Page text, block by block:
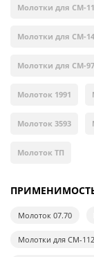
Молотки для СМ-
Молотки для СМ-
Молотки для СМ-97
Молоток 1991
Молоток 3593
Молоток ТП
Молоток 07.70
Молотки для СМ-112